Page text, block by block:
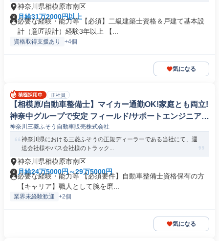
神奈川県相模原市南区
月給31万2000円以上
必要な経験・能力等 【必須】二級建築士資格＆戸建て基本設
計（意匠設計）経験3年以上 【...
資格取得支援あり +4個
気になる
正社員
【相模原/自動車整備士】マイカー通勤OK!家庭とも両立!
神奈中グループで安定 フィールド/サポートエンジニア
(自動車/輸送機器)
神奈川三菱ふそう自動車販売株式会社
神奈川県における三菱ふそうの正規ディーラーである当社にて、運
送会社様やバス会社様のトラック...
神奈川県相模原市南区
月給24万5000円～29万5000円
必要な経験・能力等 【必須要件】自動車整備士資格保有の方
【キャリア】職人として腕を磨...
業界未経験歓迎 +2個
気になる